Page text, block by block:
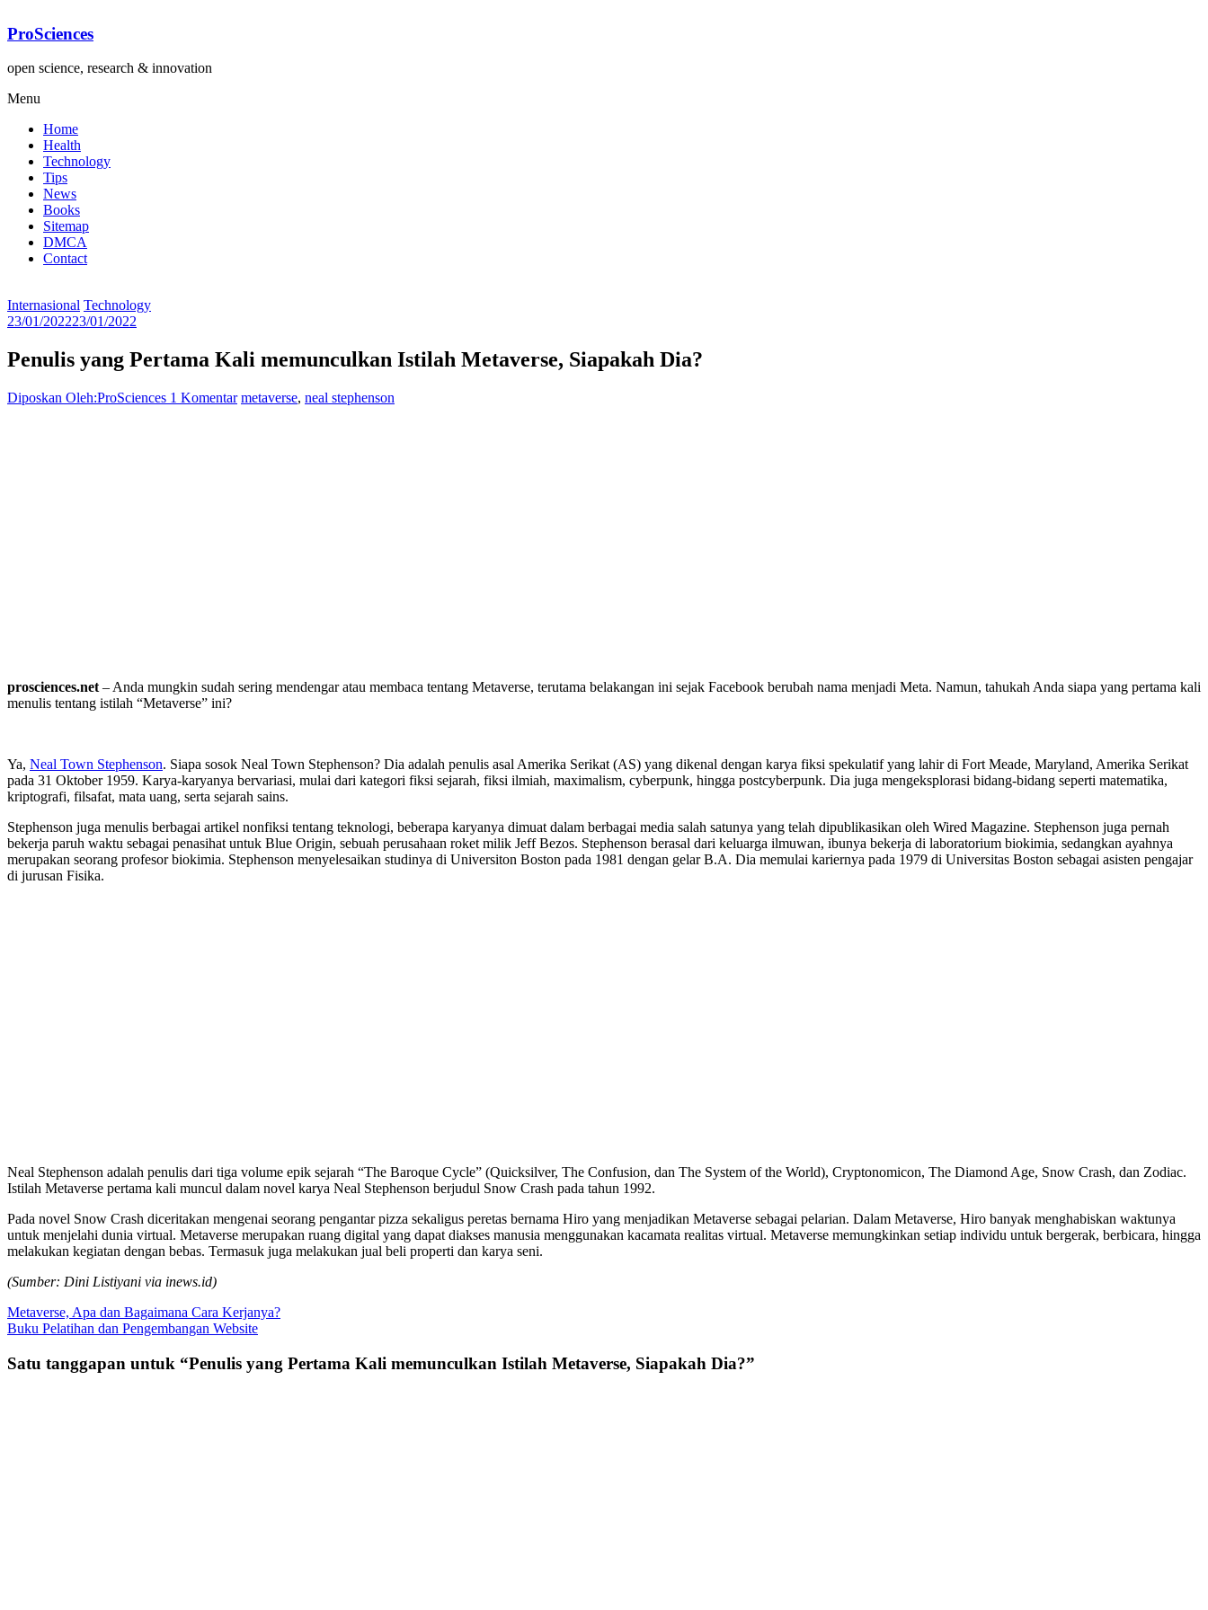
ke
konten
ProSciences
open science, research & innovation
Menu
Home
Health
Technology
Tips
News
Books
Sitemap
DMCA
Contact
Internasional Technology
23/01/202223/01/2022
Penulis yang Pertama Kali memunculkan Istilah Metaverse, Siapakah Dia?
Diposkan Oleh:ProSciences 1 Komentar metaverse, neal stephenson
prosciences.net – Anda mungkin sudah sering mendengar atau membaca tentang Metaverse, terutama belakangan ini sejak Facebook berubah nama menjadi Meta. Namun, tahukah Anda siapa yang pertama kali
menulis tentang istilah “Metaverse” ini?
Ya, Neal Town Stephenson. Siapa sosok Neal Town Stephenson? Dia adalah penulis asal Amerika Serikat (AS) yang dikenal dengan karya fiksi spekulatif yang lahir di Fort Meade, Maryland, Amerika Serikat
pada 31 Oktober 1959. Karya-karyanya bervariasi, mulai dari kategori fiksi sejarah, fiksi ilmiah, maximalism, cyberpunk, hingga postcyberpunk. Dia juga mengeksplorasi bidang-bidang seperti matematika,
kriptografi, filsafat, mata uang, serta sejarah sains.
Stephenson juga menulis berbagai artikel nonfiksi tentang teknologi, beberapa karyanya dimuat dalam berbagai media salah satunya yang telah dipublikasikan oleh Wired Magazine. Stephenson juga pernah
bekerja paruh waktu sebagai penasihat untuk Blue Origin, sebuah perusahaan roket milik Jeff Bezos. Stephenson berasal dari keluarga ilmuwan, ibunya bekerja di laboratorium biokimia, sedangkan ayahnya
merupakan seorang profesor biokimia. Stephenson menyelesaikan studinya di Universiton Boston pada 1981 dengan gelar B.A. Dia memulai kariernya pada 1979 di Universitas Boston sebagai asisten pengajar
di jurusan Fisika.
Neal Stephenson adalah penulis dari tiga volume epik sejarah “The Baroque Cycle” (Quicksilver, The Confusion, dan The System of the World), Cryptonomicon, The Diamond Age, Snow Crash, dan Zodiac.
Istilah Metaverse pertama kali muncul dalam novel karya Neal Stephenson berjudul Snow Crash pada tahun 1992.
Pada novel Snow Crash diceritakan mengenai seorang pengantar pizza sekaligus peretas bernama Hiro yang menjadikan Metaverse sebagai pelarian. Dalam Metaverse, Hiro banyak menghabiskan waktunya
untuk menjelahi dunia virtual. Metaverse merupakan ruang digital yang dapat diakses manusia menggunakan kacamata realitas virtual. Metaverse memungkinkan setiap individu untuk bergerak, berbicara, hingga
melakukan kegiatan dengan bebas. Termasuk juga melakukan jual beli properti dan karya seni.
(Sumber: Dini Listiyani via inews.id)
Navigasi
pos
Metaverse, Apa dan Bagaimana Cara Kerjanya?
Buku Pelatihan dan Pengembangan Website
Satu tanggapan untuk “Penulis yang Pertama Kali memunculkan Istilah Metaverse, Siapakah Dia?”